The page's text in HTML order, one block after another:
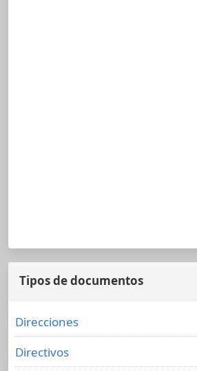
Tipos de documentos
Direcciones
Directivos